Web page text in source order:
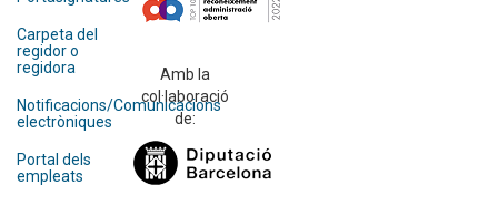
Carpeta del
regidor o
regidora
Notificacions/Comunicacions
electròniques
Portal dels
empleats
Amb la
col·laboració
de: